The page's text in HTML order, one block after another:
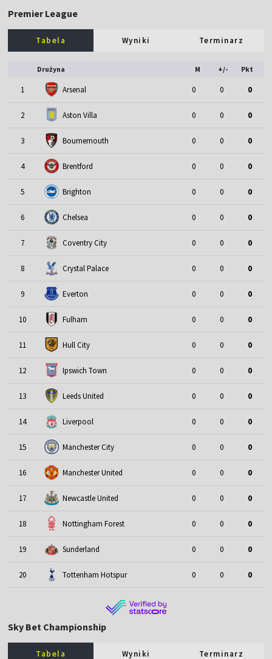
Premier League
Tabela Wyniki Terminarz
Drużyna M +/- Pkt
1 Arsenal 0 0 0
2 Aston Villa 0 0 0
3 Bournemouth 0 0 0
4 Brentford 0 0 0
5 Brighton 0 0 0
6 Chelsea 0 0 0
7 Coventry City 0 0 0
8 Crystal Palace 0 0 0
9 Everton 0 0 0
10 Fulham 0 0 0
11 Hull City 0 0 0
12 Ipswich Town 0 0 0
13 Leeds United 0 0 0
14 Liverpool 0 0 0
15 Manchester City 0 0 0
16 Manchester United 0 0 0
17 Newcastle United 0 0 0
18 Nottingham Forest 0 0 0
19 Sunderland 0 0 0
20 Tottenham Hotspur 0 0 0
Sky Bet Championship
Tabela Wyniki Terminarz